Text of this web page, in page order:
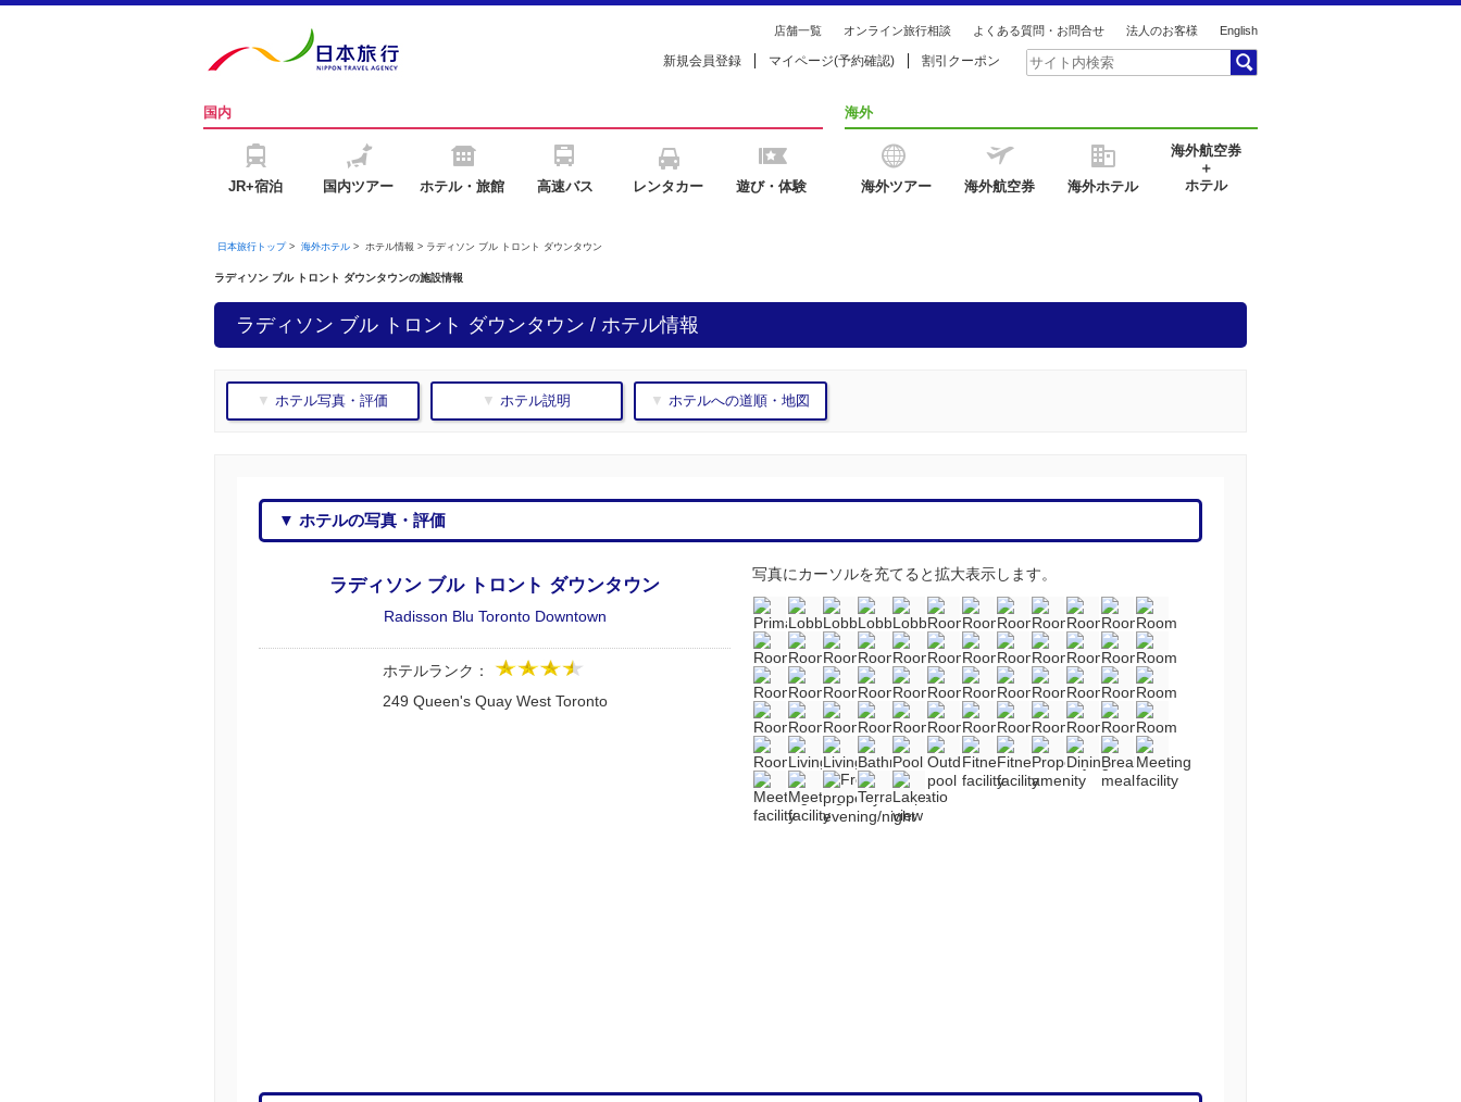
店舗一覧 オンライン旅行相談 よくある質問・お問合せ 法人のお客様 English
新規会員登録 マイページ(予約確認) 割引クーポン
国内
JR+宿泊 国内ツアー ホテル・旅館 高速バス レンタカー 遊び・体験
海外
海外ツアー 海外航空券 海外ホテル
海外航空券
＋
ホテル
日本旅行トップ> 海外ホテル> ホテル情報 > ラディソン ブル トロント ダウンタウン
ラディソン ブル トロント ダウンタウンの施設情報
ラディソン ブル トロント ダウンタウン / ホテル情報
▼ ホテル写真・評価 ▼ ホテル説明 ▼ ホテルへの道順・地図
▼ ホテルの写真・評価
ラディソン ブル トロント ダウンタウン
Radisson Blu Toronto Downtown
ホテルランク：
249 Queen's Quay West Toronto
写真にカーソルを充てると拡大表示します。